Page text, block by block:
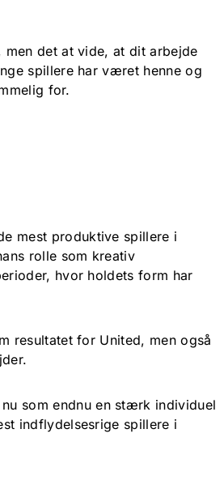
det at vide, at dit arbejde
spillere har været henne og
for.
mest produktive spillere i
rolle som kreativ
hvor holdets form har
resultatet for United, men også
som endnu en stærk individuel
indflydelsesrige spillere i